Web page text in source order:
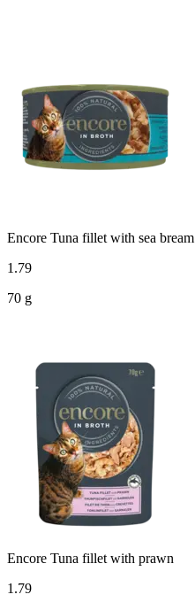
Encore Tuna fillet with sea bream
1.79
70 g
Encore Tuna fillet with prawn
1.79